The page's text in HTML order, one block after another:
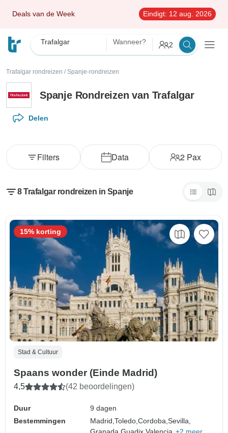
Deals van de Week Eindigt: 12 aug. 2026
Trafalgar Wanneer? 2
Trafalgar rondreizen / Spanje-rondreizen
Spanje Rondreizen van Trafalgar
Delen
Data 2 Pax
Filters
8 Trafalgar rondreizen in Spanje
Stad & Cultuur
Spaans wonder (Einde Madrid)
4,5 (42 beoordelingen)
Duur
9 dagen
Bestemmingen
Madrid,Toledo,Cordoba,Sevilla,
15% korting